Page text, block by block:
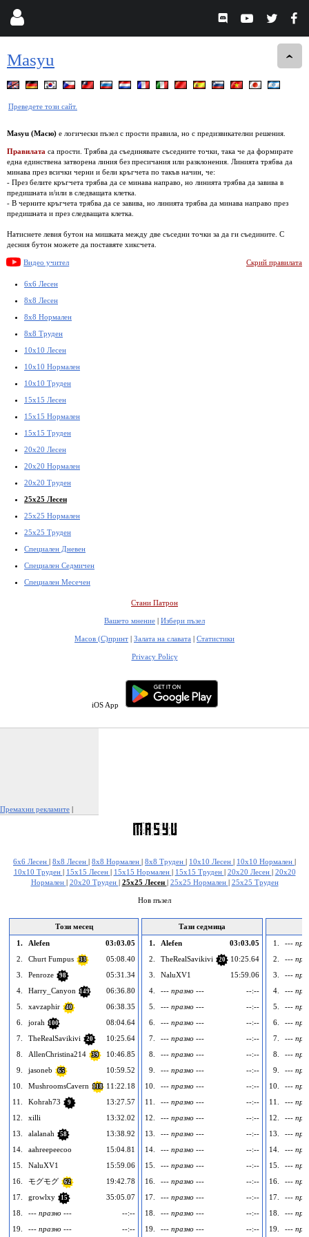
Masyu
Преведете този сайт.
Masyu (Масю) е логически пъзел с прости правила, но с предизвикателни решения.
Правилата са прости. Трябва да съединявате съседните точки, така че да формирате
една единствена затворена линия без пресичания или разклонения. Линията трябва да
минава през всички черни и бели кръгчета по такъв начин, че:
- През белите кръгчета трябва да се минава направо, но линията трябва да завива в
предишната и/или в следващата клетка.
- В черните кръгчета трябва да се завива, но линията трябва да минава направо през
предишната и през следващата клетка.
Натиснете левия бутон на мишката между две съседни точки за да ги съедините. С
десния бутон можете да поставяте хиксчета.
Видео учител Скрий правилата
6x6 Лесен
8x8 Лесен
8x8 Нормален
8x8 Труден
10x10 Лесен
10x10 Нормален
10x10 Труден
15x15 Лесен
15x15 Нормален
15x15 Труден
20x20 Лесен
20x20 Нормален
20x20 Труден
25x25 Лесен
25x25 Нормален
25x25 Труден
Специален Дневен
Специален Седмичен
Специален Месечен
Стани Патрон
Вашето мнение | Избери пъзел
Масов (С)принт | Залата на славата | Статистики
Privacy Policy
iOS App
Премахни рекламите |
6x6 Лесен | 8x8 Лесен | 8x8 Нормален | 8x8 Труден | 10x10 Лесен | 10x10 Нормален |
10x10 Труден | 15x15 Лесен | 15x15 Нормален | 15x15 Труден | 20x20 Лесен | 20x20
Нормален | 20x20 Труден | 25x25 Лесен | 25x25 Нормален | 25x25 Труден
Нов пъзел
Този месец
1.
Alefen
03:03.05
2.
Churt Fumpus 33
05:08.40
3.
Penroze 98
05:31.34
4.
Harry_Canyon 149
06:36.80
5.
xavzaphir 40
06:38.35
6.
jorah 100
08:04.64
7.
TheRealSavikivi 20
10:25.64
8.
AllenChristina214 39
10:46.85
9.
jasoneb 65
10:59.52
10.
MushroomsCavern 118 11:22.18
11.
Kohrah73 9
13:27.57
12.
xilli
13:32.02
13.
alalanah 58
13:38.92
14.
aahreepeecoo
15:04.81
15.
NaluXV1
15:59.06
16.
モグモグ 62
19:42.78
17.
growlxy 15
35:05.07
18.
--- празно ---
--:--
19.
--- празно ---
--:--
Тази седмица
1.
Alefen
03:03.05
2.
TheRealSavikivi 20
10:25.64
3.
NaluXV1
15:59.06
4.
--- празно ---
--:--
5.
--- празно ---
--:--
6.
--- празно ---
--:--
7.
--- празно ---
--:--
8.
--- празно ---
--:--
9.
--- празно ---
--:--
10.
--- празно ---
--:--
11.
--- празно ---
--:--
12.
--- празно ---
--:--
13.
--- празно ---
--:--
14.
--- празно ---
--:--
15.
--- празно ---
--:--
16.
--- празно ---
--:--
17.
--- празно ---
--:--
18.
--- празно ---
--:--
19.
--- празно ---
--:--
1.
---
2.
---
3.
---
4.
---
5.
---
6.
---
7.
---
8.
---
9.
---
10.
---
11.
---
12.
---
13.
---
14.
---
15.
---
16.
---
17.
---
18.
---
19.
---